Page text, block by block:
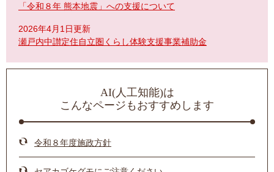
「令和８年 熊本地震」への支援について
2026年4月1日更新
瀬戸内中讃定住自立圏くらし体験支援事業補助金
AI(人工知能)は
こんなページもおすすめします
令和８年度施政方針